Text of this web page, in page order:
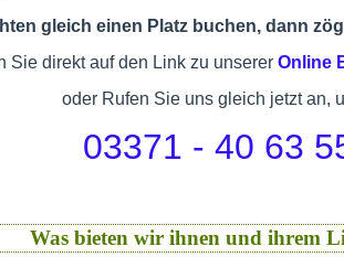
gleich einen Platz buchen, dann
Sie direkt auf den Link zu unserer Online
oder Rufen Sie uns gleich jetzt an,
03371 - 40 63
Was bieten wir ihnen und ihrem